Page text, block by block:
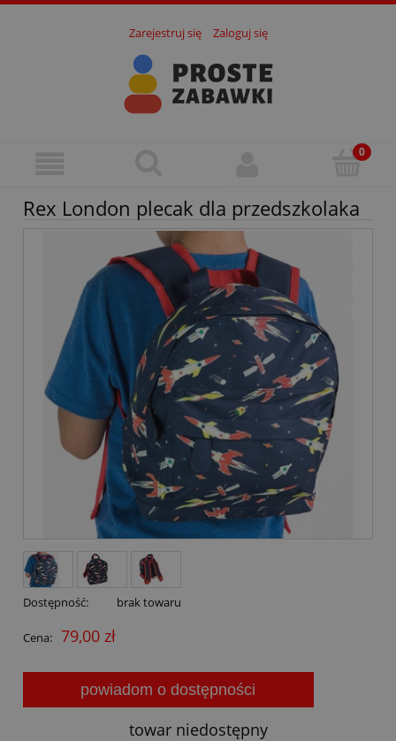
Zarejestruj się Zaloguj się
Rex London plecak dla przedszkolaka
Dostępność: brak towaru
Cena: 79,00 zł
powiadom o dostępności
towar niedostępny